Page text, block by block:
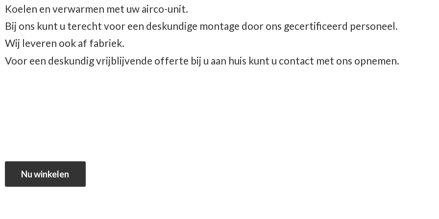
Koelen en verwarmen met uw airco-unit.
Bij ons kunt u terecht voor een deskundige montage door ons gecertificeerd personeel.
Wij leveren ook af fabriek.
Voor een deskundig vrijblijvende offerte bij u aan huis kunt u contact met ons opnemen.
Nu winkelen